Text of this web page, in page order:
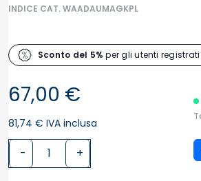
INDICE CAT. WAADAUMAGKPL
Sconto del 5% per gli utenti registrati
67,00 €
81,74 € IVA inclusa
- +